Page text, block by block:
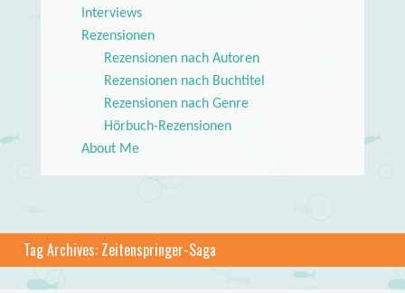
Interviews
Rezensionen
Rezensionen nach Autoren
Rezensionen nach Buchtitel
Rezensionen nach Genre
Hörbuch-Rezensionen
About Me
Tag Archives: Zeitenspringer-Saga